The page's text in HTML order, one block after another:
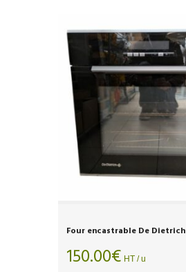
Four encastrable De Dietrich
150.00€ HT / u